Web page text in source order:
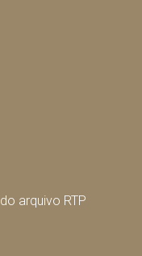
arquivo RTP